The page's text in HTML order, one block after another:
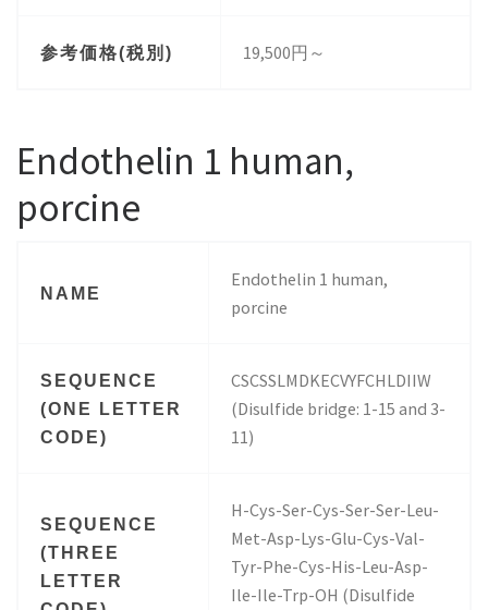
参考価格(税別) 19,500円～
Endothelin 1 human,
porcine
NAME
Endothelin 1 human,
porcine
SEQUENCE
(ONE LETTER
CODE)
CSCSSLMDKECVYFCHLDIIW
(Disulfide bridge: 1-15 and 3-
11)
SEQUENCE
(THREE
LETTER
H-Cys-Ser-Cys-Ser-Ser-Leu-
Met-Asp-Lys-Glu-Cys-Val-
Tyr-Phe-Cys-His-Leu-Asp-
Ile-Ile-Trp-OH (Disulfide